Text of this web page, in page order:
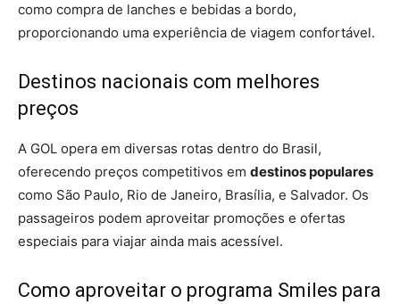
como compra de lanches e bebidas a bordo,
proporcionando uma experiência de viagem confortável.
Destinos nacionais com melhores
preços
A GOL opera em diversas rotas dentro do Brasil,
oferecendo preços competitivos em destinos populares
como São Paulo, Rio de Janeiro, Brasília, e Salvador. Os
passageiros podem aproveitar promoções e ofertas
especiais para viajar ainda mais acessível.
Como aproveitar o programa Smiles para